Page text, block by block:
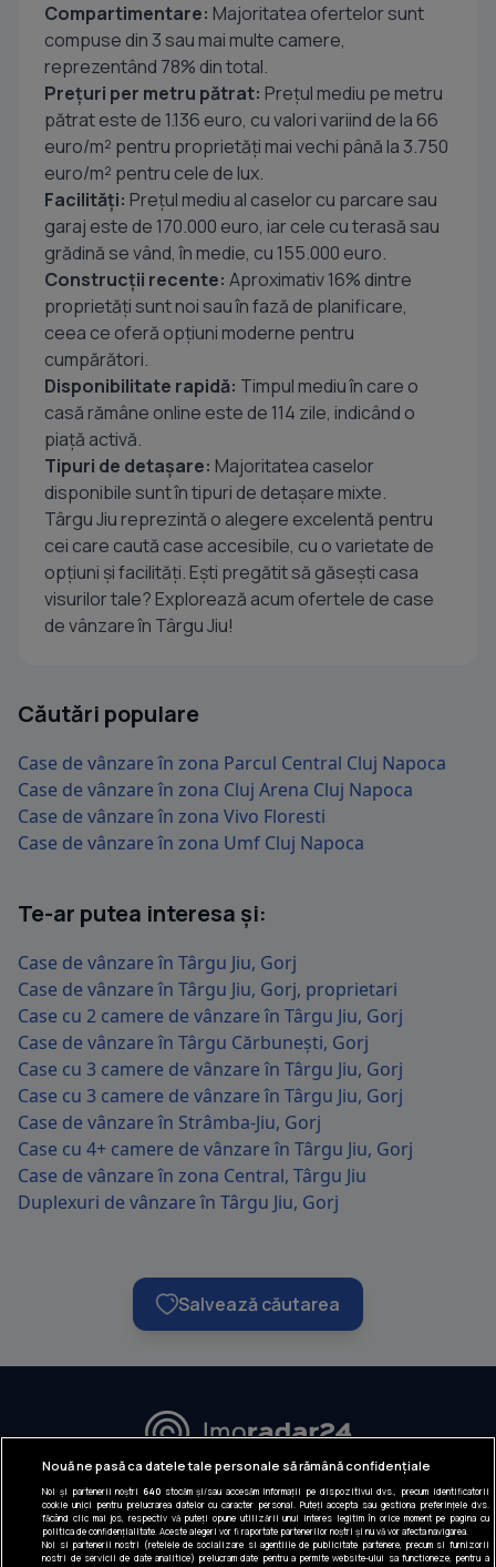
Compartimentare: Majoritatea ofertelor sunt
compuse din 3 sau mai multe camere,
reprezentând 78% din total.
Prețuri per metru pătrat: Prețul mediu pe metru
pătrat este de 1.136 euro, cu valori variind de la 66
euro/m² pentru proprietăți mai vechi până la 3.750
euro/m² pentru cele de lux.
Facilități: Prețul mediu al caselor cu parcare sau
garaj este de 170.000 euro, iar cele cu terasă sau
grădină se vând, în medie, cu 155.000 euro.
Construcții recente: Aproximativ 16% dintre
proprietăți sunt noi sau în fază de planificare,
ceea ce oferă opțiuni moderne pentru
cumpărători.
Disponibilitate rapidă: Timpul mediu în care o
casă rămâne online este de 114 zile, indicând o
piață activă.
Tipuri de detașare: Majoritatea caselor
disponibile sunt în tipuri de detașare mixte.
Târgu Jiu reprezintă o alegere excelentă pentru
cei care caută case accesibile, cu o varietate de
opțiuni și facilități. Ești pregătit să găsești casa
visurilor tale? Explorează acum ofertele de case
de vânzare în Târgu Jiu!
Căutări populare
Case de vânzare în zona Parcul Central Cluj Napoca
Case de vânzare în zona Cluj Arena Cluj Napoca
Case de vânzare în zona Vivo Floresti
Case de vânzare în zona Umf Cluj Napoca
Te-ar putea interesa și:
Case de vânzare în Târgu Jiu, Gorj
Case de vânzare în Târgu Jiu, Gorj, proprietari
Case cu 2 camere de vânzare în Târgu Jiu, Gorj
Case de vânzare în Târgu Cărbunești, Gorj
Case cu 3 camere de vânzare în Târgu Jiu, Gorj
Case cu 3 camere de vânzare în Târgu Jiu, Gorj
Case de vânzare în Strâmba-Jiu, Gorj
Case cu 4+ camere de vânzare în Târgu Jiu, Gorj
Case de vânzare în zona Central, Târgu Jiu
Duplexuri de vânzare în Târgu Jiu, Gorj
Salvează căutarea
URMĂREȘTE-NE:
INFORMAȚII COMPANIE
Despre noi
Nouă ne pasă ca datele tale personale să rămână confidențiale
Noi și partenerii noștri 640stocăm și/sau accesăm informații pe dispozitivul dvs., precum identificatorii
cookie unici pentru prelucrarea datelor cu caracter personal. Puteți accepta sau gestiona preferințele dvs.
făcând clic mai jos, respectiv vă puteți opune utilizării unui interes legitim în orice moment pe pagina cu
politica de confidențialitate. Aceste alegeri vor fi raportate partenerilor noștri și nu vă vor afecta navigarea.
Noi si partenerii nostri (retelele de socializare si agentiile de publicitate partenere, precum si furnizorii
nostri de servicii de date analitice) prelucram date pentru a permite website-ului sa functioneze, pentru a